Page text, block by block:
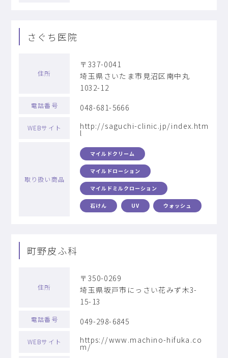
さぐち医院
住所
〒337-0041
埼玉県さいたま市見沼区南中丸
1032-12
電話番号 048-681-5666
WEBサイト http://saguchi-clinic.jp/index.htm
l
取り扱い商品
マイルドクリーム
マイルドローション
マイルドミルクローション
石けん UV ウォッシュ
町野皮ふ科
住所
〒350-0269
埼玉県坂戸市にっさい花みず木3-
15-13
電話番号 049-298-6845
WEBサイト https://www.machino-hifuka.co
m/